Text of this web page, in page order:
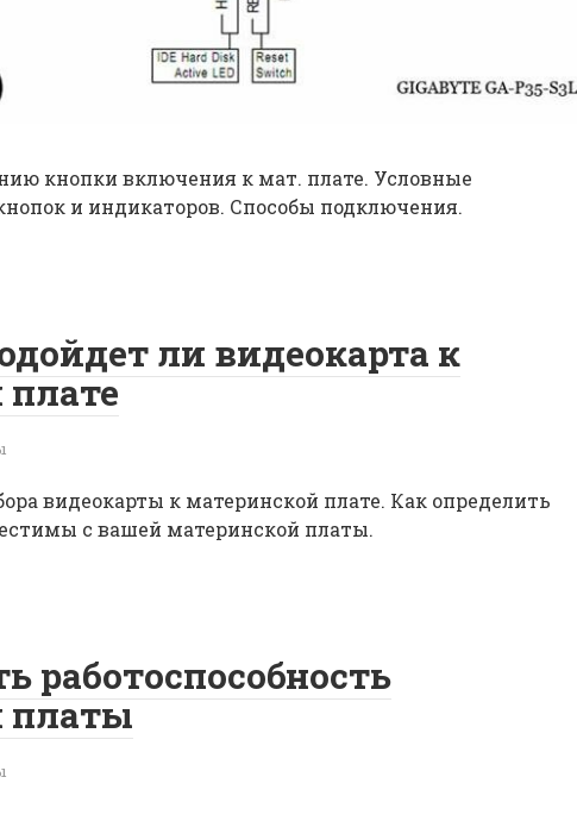
кнопки включения к мат. плате. Условные
и индикаторов. Способы подключения.
ли видеокарта к
видеокарты к материнской плате. Как определить
с вашей материнской платы.
работоспособность
платы